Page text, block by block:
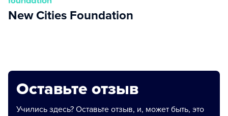
New Cities Foundation
Оставьте отзыв
Учились здесь? Оставьте отзыв, и, может быть, это